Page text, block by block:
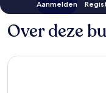
Aanmelden
Over deze